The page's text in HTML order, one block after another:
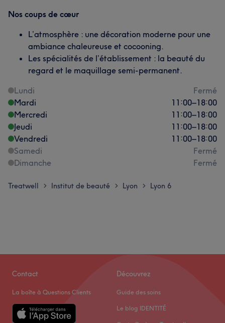
Nos coups de cœur
L’atmosphère : une décoration moderne pour une
ambiance chaleureuse et cocooning.
Les spécialités de l’établissement : la beauté du
regard et le maquillage semi-permanent.
Lundi
Fermé
Mardi
11:00–18:00
Mercredi
11:00–18:00
Jeudi
11:00–18:00
Vendredi
11:00–18:00
Samedi
Fermé
Dimanche
Fermé
Treatwell > Institut de beauté > Lyon > Lyon 6
Contact
La boîte à Questions Clients
Découvrez
Guide des soins
Le blog IDENTITÉ